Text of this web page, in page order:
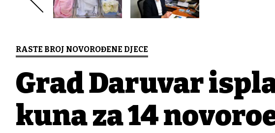
RASTE BROJ NOVOROĐENE DJECE
Grad Daruvar
kuna za 14